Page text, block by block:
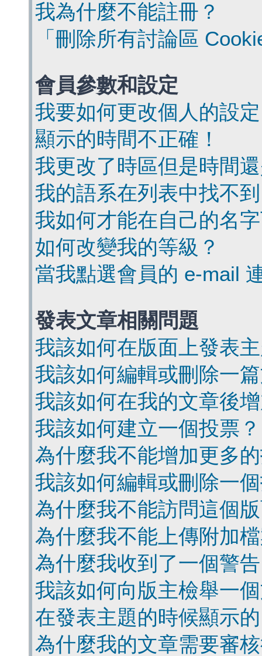
我為什麼不能註冊？
「刪除所有討論區
會員參數和設定
我要如何更改個人的設
顯示的時間不正確！
我更改了時區但是時間
我的語系在列表中找不
我如何才能在自己的名
如何改變我的等級？
當我點選會員的 e-mail
發表文章相關問題
我該如何在版面上發表
我該如何編輯或刪除一
我該如何在我的文章後
我該如何建立一個投票？
為什麼我不能增加更多
我該如何編輯或刪除一
為什麼我不能訪問這個
為什麼我不能上傳附加
為什麼我收到了一個警
我該如何向版主檢舉一
在發表主題的時候顯示
為什麼我的文章需要審